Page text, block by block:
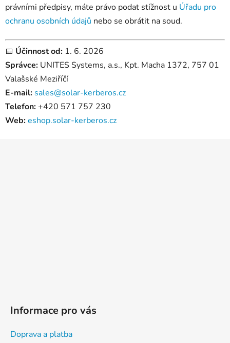
právními předpisy, máte právo podat stížnost u Úřadu pro
ochranu osobních údajů nebo se obrátit na soud.
📅 Účinnost od: 1. 6. 2026
Správce: UNITES Systems, a.s., Kpt. Macha 1372, 757 01
Valašské Meziříčí
E-mail: sales@solar-kerberos.cz
Telefon:+420 571 757 230
Web:eshop.solar-kerberos.cz
Informace pro vás
Doprava a platba